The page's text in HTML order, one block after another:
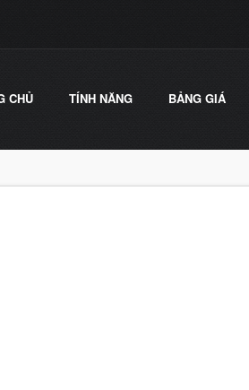
CHỦ TÍNH NĂNG BẢNG GIÁ